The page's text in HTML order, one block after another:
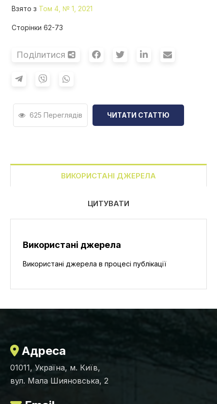
Взято з Том 4, № 1, 2021
Сторінки 62-73
Поділитися
625 Переглядів ЧИТАТИ СТАТТЮ
ВИКОРИСТАНІ ДЖЕРЕЛА
ЦИТУВАТИ
Використані джерела
Використані джерела в процесі публікації
Адреса
01011, Україна, м. Київ,
вул. Мала Шияновська, 2